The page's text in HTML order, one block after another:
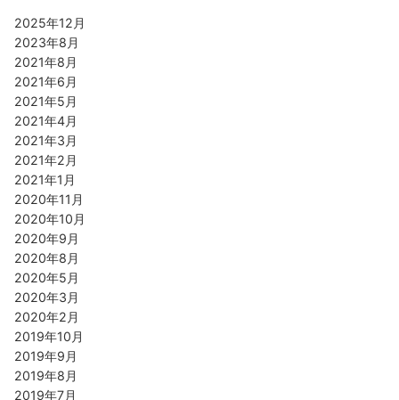
2025年12月
2023年8月
2021年8月
2021年6月
2021年5月
2021年4月
2021年3月
2021年2月
2021年1月
2020年11月
2020年10月
2020年9月
2020年8月
2020年5月
2020年3月
2020年2月
2019年10月
2019年9月
2019年8月
2019年7月